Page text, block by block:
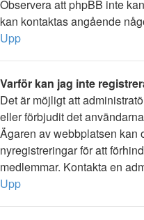
Observera att phpBB inte
kan kontaktas angående
Upp
Varför kan jag inte
Det är möjligt att
eller förbjudit det
Ägaren av webbplatsen kan
nyregistreringar för att
medlemmar. Kontakta en
Upp